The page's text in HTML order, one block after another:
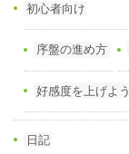
初心者向け
序盤の進め方
好感度を上げよう
日記